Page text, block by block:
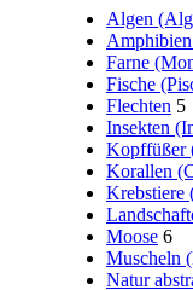
Algen
Farne
Fische
Flechten 5
Insekten
Kopffüßer
Korallen
Krebstiere
Moose 6
Muscheln
Natur